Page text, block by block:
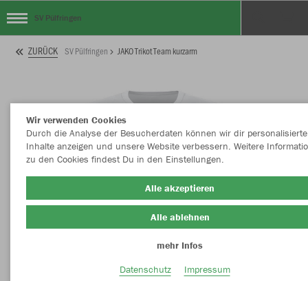
SV Pülfringen
ZURÜCK SV Pülfringen JAKO Trikot Team kurzarm
Wir verwenden Cookies
Durch die Analyse der Besucherdaten können wir dir personalisierte
Inhalte anzeigen und unsere Website verbessern. Weitere
zu den Cookies findest Du in den Einstellungen.
Alle akzeptieren
Alle ablehnen
mehr Infos
Datenschutz
Impressum